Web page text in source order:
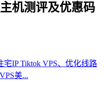
机测评及优惠码
宅IP Tiktok VPS、优化线路
美...